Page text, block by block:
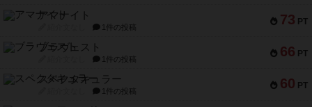
73 PT
アマナイト
1件の投稿
66 PT
ブラヴェスト
1件の投稿
60 PT
スペクタキュラー
1件の投稿